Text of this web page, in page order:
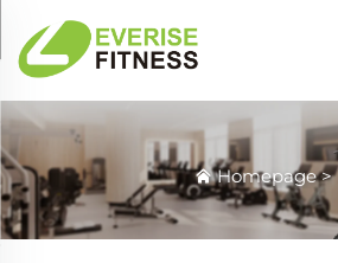
Homepage>